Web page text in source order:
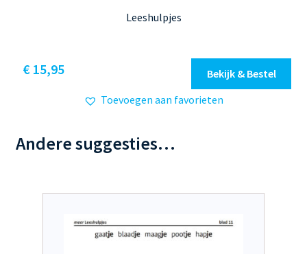
Leeshulpjes
€15,95
Bekijk & Bestel
Toevoegen aan favorieten
Andere suggesties…